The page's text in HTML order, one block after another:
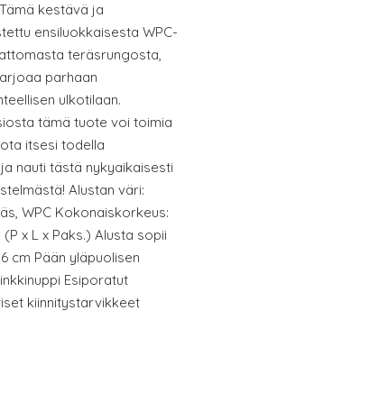
kestävä ja
ensiluokkaisesta WPC-
teräsrungosta,
parhaan
ulkotilaan.
tämä tuote voi toimia
itsesi todella
nauti tästä nykyaikaisesti
Alustan väri:
WPC Kokonaiskorkeus:
x L x Paks.) Alusta sopii
cm Pään yläpuolisen
Esiporatut
kiinnitystarvikkeet